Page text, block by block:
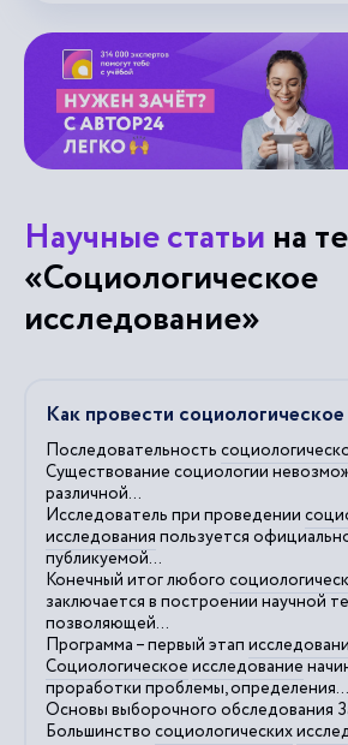
Научные статьи на
«Социологическое
исследование»
Как провести
Последовательность
Существование социологии
различной...
Исследователь при проведении
исследования пользуется
публикуемой...
Конечный итог любого
заключается в построении научной
позволяющей...
Программа – первый этап
Социологическое исследование
проработки проблемы, определения...
Основы выборочного обследования
Большинство социологических